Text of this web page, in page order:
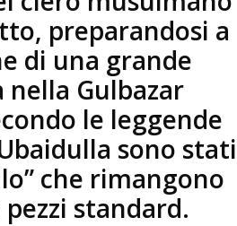
preparandosi a
di una grande
nella Gulbazar
le leggende
sono stati
che rimangono
standard.